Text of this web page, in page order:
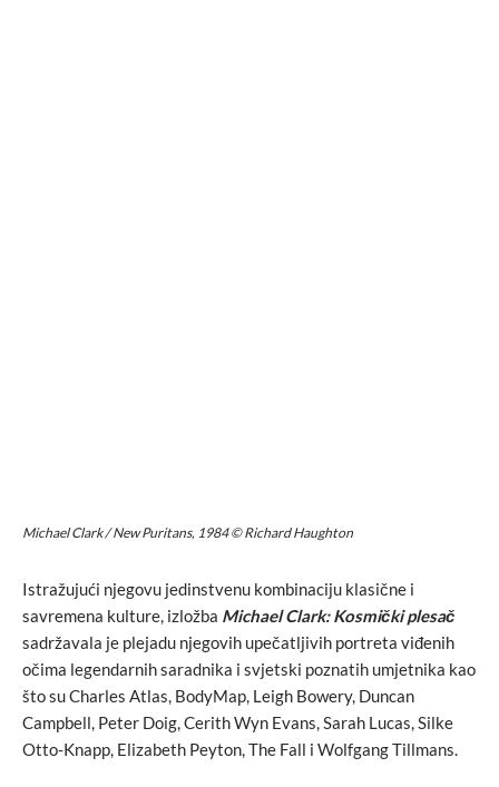
Michael Clark / New Puritans, 1984 © Richard Haughton
Istražujući njegovu jedinstvenu kombinaciju klasične i
savremena kulture, izložba Michael Clark: Kosmički plesač
sadržavala je plejadu njegovih upečatljivih portreta viđenih
očima legendarnih saradnika i svjetski poznatih umjetnika kao
što su Charles Atlas, BodyMap, Leigh Bowery, Duncan
Campbell, Peter Doig, Cerith Wyn Evans, Sarah Lucas, Silke
Otto-Knapp, Elizabeth Peyton, The Fall i Wolfgang Tillmans.